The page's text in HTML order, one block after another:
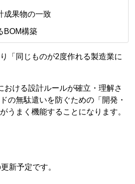
成果物の一致
BOM構築
「同じものが2度作れる製造業に
おける設計ルールが確立・理解さ
の無駄遣いを防ぐための「開発・
うまく機能することになります。
新予定です。